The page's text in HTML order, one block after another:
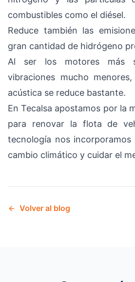
combustibles como el diésel.
Reduce también las
gran cantidad de hidrógeno
Al ser los motores más
vibraciones mucho
acústica se reduce bastante.
En Tecalsa apostamos por la
para renovar la flota de
tecnología nos
cambio climático y cuidar el
Volver al blog